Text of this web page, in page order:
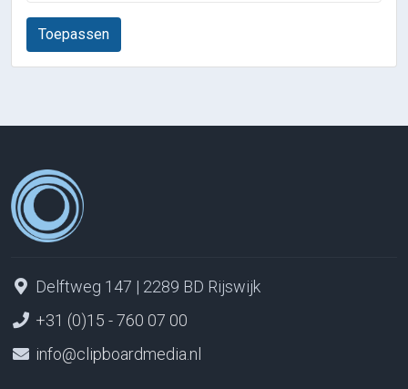
Toepassen
Delftweg 147 | 2289 BD Rijswijk
+31 (0)15 - 760 07 00
info@clipboardmedia.nl